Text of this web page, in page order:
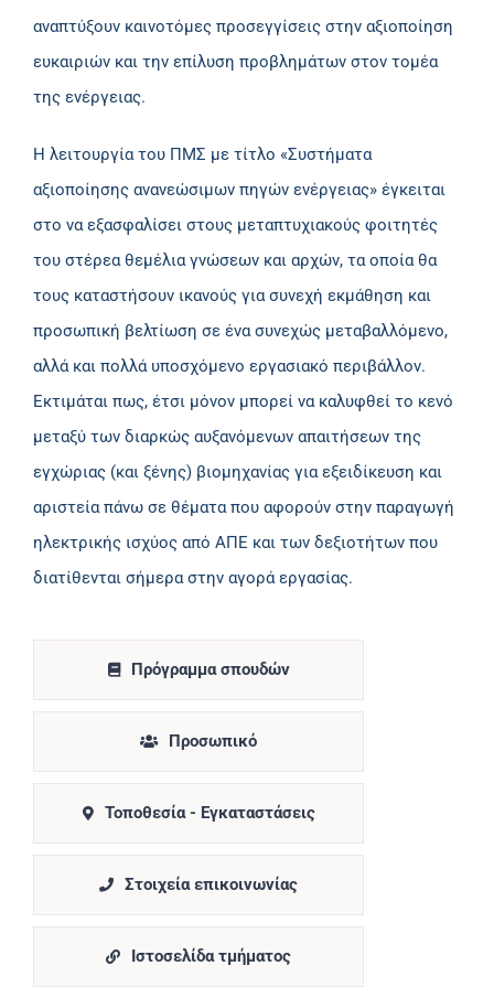
αναπτύξουν καινοτόμες προσεγγίσεις στην αξιοποίηση
ευκαιριών και την επίλυση προβλημάτων στον τομέα
της ενέργειας.
Η λειτουργία του ΠΜΣ με τίτλο «Συστήματα
αξιοποίησης ανανεώσιμων πηγών ενέργειας» έγκειται
στο να εξασφαλίσει στους μεταπτυχιακούς φοιτητές
του στέρεα θεμέλια γνώσεων και αρχών, τα οποία θα
τους καταστήσουν ικανούς για συνεχή εκμάθηση και
προσωπική βελτίωση σε ένα συνεχώς μεταβαλλόμενο,
αλλά και πολλά υποσχόμενο εργασιακό περιβάλλον.
Εκτιμάται πως, έτσι μόνον μπορεί να καλυφθεί το κενό
μεταξύ των διαρκώς αυξανόμενων απαιτήσεων της
εγχώριας (και ξένης) βιομηχανίας για εξειδίκευση και
αριστεία πάνω σε θέματα που αφορούν στην παραγωγή
ηλεκτρικής ισχύος από ΑΠΕ και των δεξιοτήτων που
διατίθενται σήμερα στην αγορά εργασίας.
Πρόγραμμα σπουδών
Προσωπικό
Τοποθεσία - Εγκαταστάσεις
Στοιχεία επικοινωνίας
Ιστοσελίδα τμήματος